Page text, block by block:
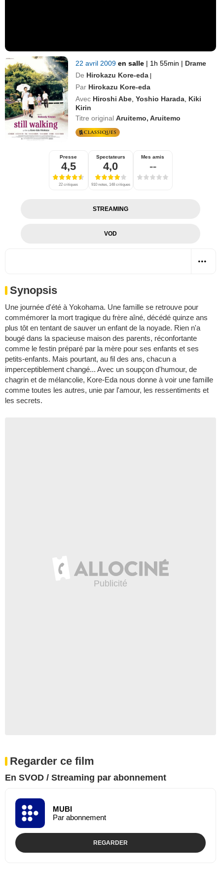
22 avril 2009en salle | 1h 55min | Drame
De Hirokazu Kore-eda |
Par Hirokazu Kore-eda
Avec Hiroshi Abe ,Yoshio Harada Kiki
Kirin
Titre originalAruitemo, Aruitemo
Presse
4,5
22 critiques
Spectateurs
4,0
910 notes, 148 critiques
Mes amis
--
STREAMING
VOD
Synopsis
Une journée d'été à Yokohama. Une famille se retrouve pour
commémorer la mort tragique du frère aîné, décédé quinze ans
plus tôt en tentant de sauver un enfant de la noyade. Rien n'a
bougé dans la spacieuse maison des parents, réconfortante
comme le festin préparé par la mère pour ses enfants et ses
petits-enfants. Mais pourtant, au fil des ans, chacun a
imperceptiblement changé... Avec un soupçon d'humour, de
chagrin et de mélancolie, Kore-Eda nous donne à voir une famille
comme toutes les autres, unie par l'amour, les ressentiments et
les secrets.
Regarder ce film
En SVOD / Streaming par abonnement
MUBI
Par abonnement
REGARDER